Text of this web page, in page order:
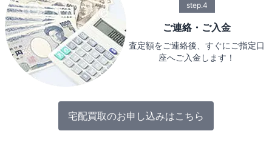
step.4
ご連絡・ご入金
査定額をご連絡後、すぐにご指定口
座へご入金します！
宅配買取のお申し込みはこちら